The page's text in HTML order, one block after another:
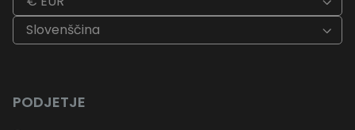
Slovenščina
PODJETJE